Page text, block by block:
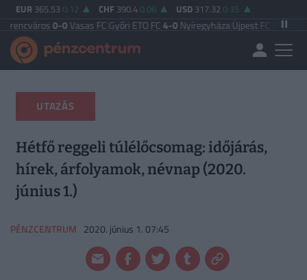
EUR 365.53 0.12 CHF 390.4 0.06 USD 317.32 0.35
0-0Vasas FCGyőri ETO FC4-0Nyíregyháza|Újpest FC4-2Debreceni
UTAZÁS
Hétfő reggeli túlélőcsomag: időjárás,
hírek, árfolyamok, névnap (2020.
június 1.)
PÉNZCENTRUM 2020. június 1. 07:45